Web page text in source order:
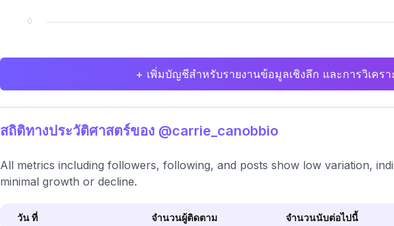
+ เพิ่มบัญชีสำหรับรายงานข้อมูลเชิงลึก และการวิเครา
สถิติทางประวัติศาสตร์ของ @carrie_canobbio
All metrics including followers, following, and posts show low variation,
minimal growth or decline.
วัน ที่ จำนวนผู้ติดตาม จำนวนนับต่อไปนี้